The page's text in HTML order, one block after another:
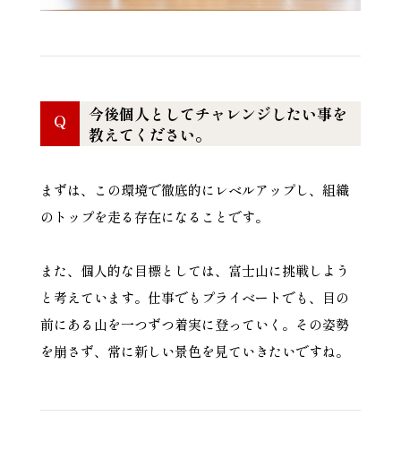
Q
今後個人としてチャレンジしたい事を
教えてください。
まずは、この環境で徹底的にレベルアップし、組織
のトップを走る存在になることです。
また、個人的な目標としては、富士山に挑戦しよう
と考えています。仕事でもプライベートでも、目の
前にある山を一つずつ着実に登っていく。その姿勢
を崩さず、常に新しい景色を見ていきたいですね。